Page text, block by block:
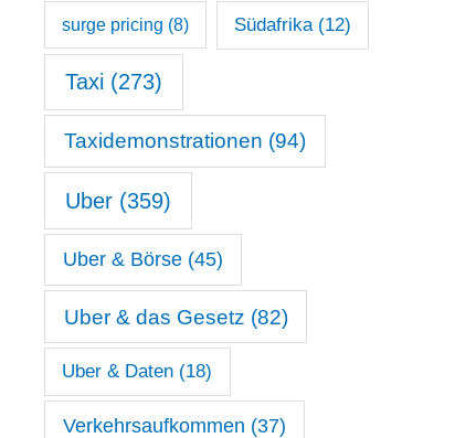
surge pricing (8) Südafrika(12)
Taxi(273)
Taxidemonstrationen (94)
Uber (359)
Uber & Börse (45)
Uber & das Gesetz (82)
Uber & Daten (18)
Verkehrsaufkommen (37)